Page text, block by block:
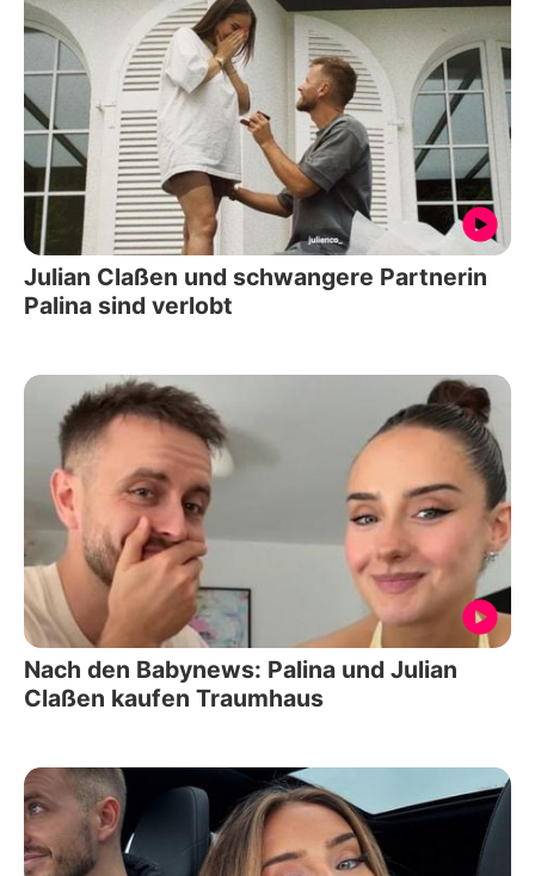
Julian Claßen und schwangere Partnerin
Palina sind verlobt
Nach den Babynews: Palina und Julian
Claßen kaufen Traumhaus